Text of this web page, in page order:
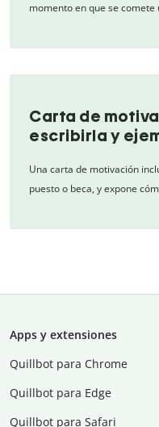
momento en que se comete
Carta de
escribirla y
Una carta de motivación
puesto o beca, y expone
Apps y extensiones
Quillbot para Chrome
Quillbot para Edge
Quillbot para Safari